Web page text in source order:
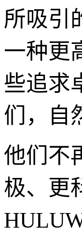
所吸引
一种更
些追求
们，自
他们不
极、更